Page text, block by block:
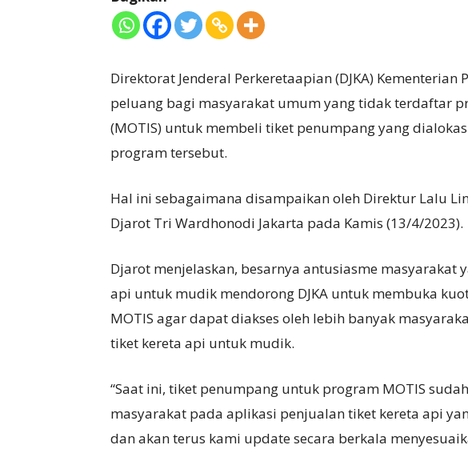
Direktorat Jenderal Perkeretaapian (DJKA)
peluang bagi masyarakat umum yang tidak terdaftar
(MOTIS) untuk membeli tiket penumpang yang
program tersebut.
Hal ini sebagaimana disampaikan oleh Direktur Lalu
Djarot Tri Wardhonodi Jakarta pada Kamis (13/4/2023).
Djarot menjelaskan, besarnya antusiasme masyarakat
api untuk mudik mendorong DJKA untuk membuka
MOTIS agar dapat diakses oleh lebih banyak
tiket kereta api untuk mudik.
“Saat ini, tiket penumpang untuk program MOTIS
masyarakat pada aplikasi penjualan tiket kereta api
dan akan terus kami update secara berkala